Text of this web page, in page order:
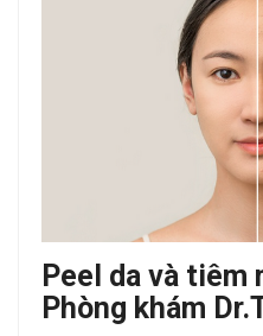
Peel da và tiêm
Phòng khám